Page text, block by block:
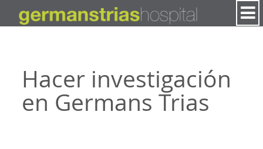
Hacer investigación
en Germans Trias